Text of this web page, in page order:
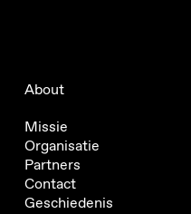
About
Missie
Organisatie
Partners
Contact
Geschiedenis